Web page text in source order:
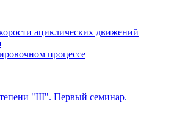
ациклических движений
процессе
"III". Первый семинар.